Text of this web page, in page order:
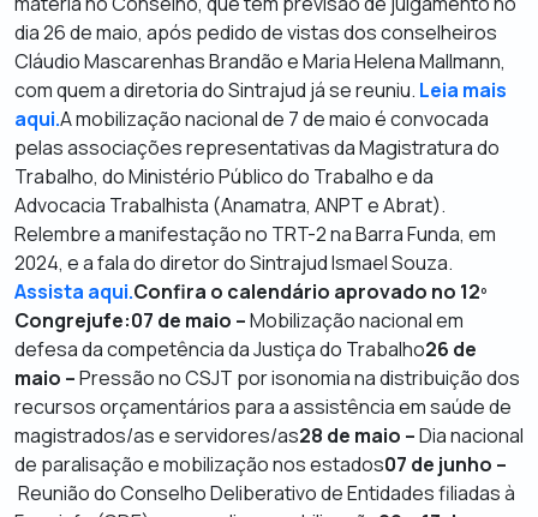
dia 26 de maio, após pedido de vistas dos conselheiros
Cláudio Mascarenhas Brandão e Maria Helena Mallmann,
com quem a diretoria do Sintrajud já se reuniu. Leia mais
aqui.A mobilização nacional de 7 de maio é convocada
pelas associações representativas da Magistratura do
Trabalho, do Ministério Público do Trabalho e da
Advocacia Trabalhista (Anamatra, ANPT e Abrat).
Relembre a manifestação no TRT-2 na Barra Funda, em
2024, e a fala do diretor do Sintrajud Ismael Souza.
Assista aqui.Confira o calendário aprovado no 12º
Congrejufe:07 de maio –Mobilização nacional em
defesa da competência da Justiça do Trabalho26 de
maio –Pressão no CSJT por isonomia na distribuição dos
recursos orçamentários para a assistência em saúde de
magistrados/as e servidores/as28 de maio –Dia nacional
de paralisação e mobilização nos estados07 de junho –
Reunião do Conselho Deliberativo de Entidades filiadas à